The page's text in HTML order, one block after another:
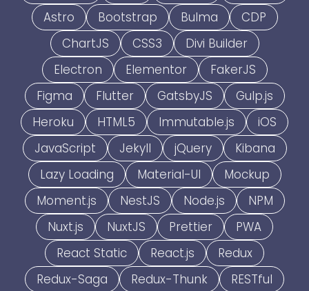
Astro
Bootstrap Bulma
CDP
ChartJS
CSS3
Divi Builder
Electron
Elementor
FakerJS
Figma
Flutter GatsbyJS
Gulp.js
Heroku
HTML5 Immutable.js
iOS
JavaScript
Jekyll jQuery
Kibana
Lazy Loading
Material-UI
Mockup
Moment.js
NestJS Node.js
NPM
Nuxt.js
NuxtJS Prettier
PWA
React Static
React.js
Redux
Redux-Saga
Redux-Thunk RESTful